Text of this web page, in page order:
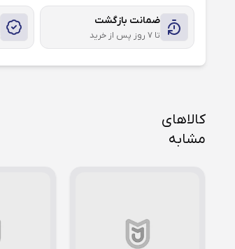
ضمانت بازگشت
تا ۷ روز پس از خرید
کالاهای
مشابه